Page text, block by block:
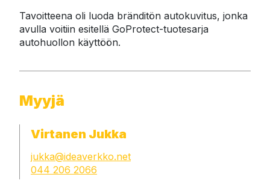
Tavoitteena oli luoda bränditön autokuvitus, jonka
avulla voitiin esitellä GoProtect-tuotesarja
autohuollon käyttöön.
Myyjä
Virtanen Jukka
jukka@ideaverkko.net
044 206 2066